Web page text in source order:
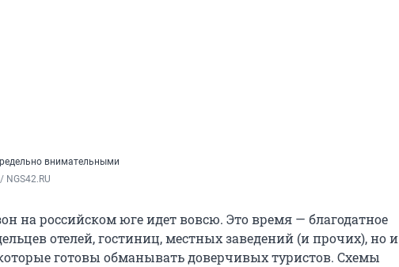
внимательными
на российском юге идет вовсю. Это время — благодатное
отелей, гостиниц, местных заведений (и прочих), но и
готовы обманывать доверчивых туристов. Схемы